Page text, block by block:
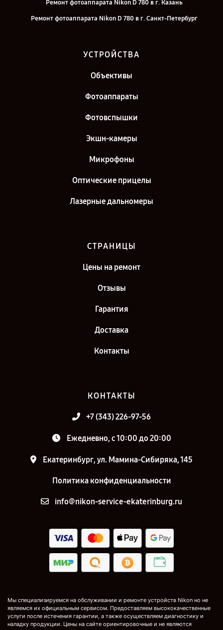
Ремонт фотоаппарата Nikon D 780 в г. Казань
Ремонт фотоаппарата Nikon D 780 в г. Санкт-Петербург
УСТРОЙСТВА
Объективы
Фотоаппараты
Фотовспышки
Экшн-камеры
Микрофоны
Оптические прицелы
Лазерные дальномеры
СТРАНИЦЫ
Цены на ремонт
Отзывы
Гарантия
Доставка
Контакты
КОНТАКТЫ
+7 (343) 226-97-56
Ежедневно, с 10:00 до 20:00
Екатеринбург, ул. Мамина-Сибиряка, 145
Политика конфиденциальности
info@nikon-service-ekaterinburg.ru
Мы специализируемся на обслуживании и ремонте устройств Nikon но не
являемся их официальным сервисом. Предоставляем высококачественные
услуги после истечения гарантии, а также осуществляем диагностику и
наладку продукции. Цены на сайте ориентировочные и не являются